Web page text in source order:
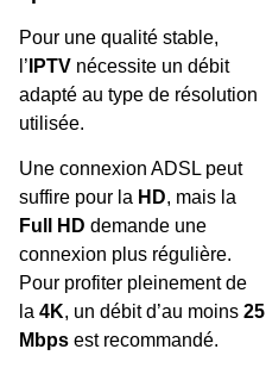
Pour une qualité stable,
l’ IPTV nécessite un débit
adapté au type de résolution
utilisée.
Une connexion ADSL peut
suffire pour la HD, mais la
Full HD demande une
connexion plus régulière.
Pour profiter pleinement de
la 4K, un débit d’au moins 25
Mbps est recommandé.